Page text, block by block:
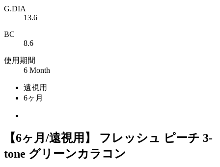
G.DIA
13.6
BC
8.6
使用期間
6 Month
遠視用
6ヶ月
【6ヶ月/遠視用】 フレッシュ ピーチ 3-
tone グリーンカラコン